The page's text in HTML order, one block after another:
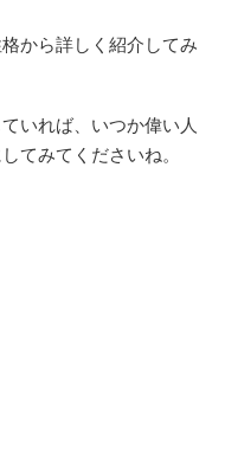
から詳しく紹介してみ
いれば、いつか偉い人
てみてくださいね。